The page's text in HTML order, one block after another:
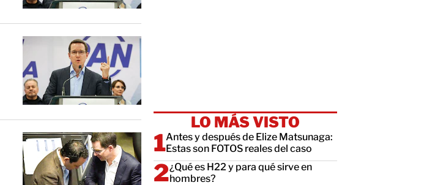
LO MÁS VISTO
Antes y después de Elize Matsunaga:
Estas son FOTOS reales del caso
¿Qué es H22 y para qué sirve en
hombres?